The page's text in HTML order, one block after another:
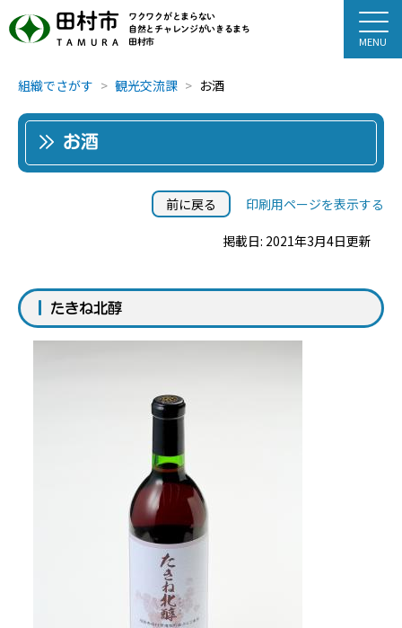
田村市
TAMURA
ワクワクがとまらない
自然とチャレンジがいきるまち
田村市
組織でさがす 観光交流課 お酒
お酒
前に戻る 印刷用ページを表示する
掲載日: 2021年3月4日更新
たきね北醇